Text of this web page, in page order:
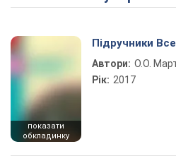
показати
обкладинку
Підручники
Автори: О.О.
Рік: 2017